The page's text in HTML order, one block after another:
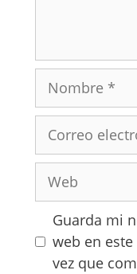
Guarda mi
web en
vez que